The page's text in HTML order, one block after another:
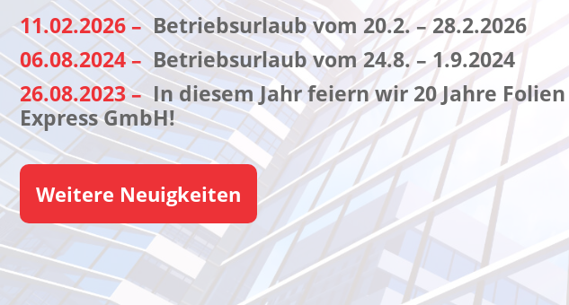
11.02.2026 – Betriebsurlaub vom 20.2. – 28.2.2026
06.08.2024 – Betriebsurlaub vom 24.8. – 1.9.2024
26.08.2023 –In diesem Jahr feiern wir 20 Jahre Folien
Express GmbH!
Weitere Neuigkeiten